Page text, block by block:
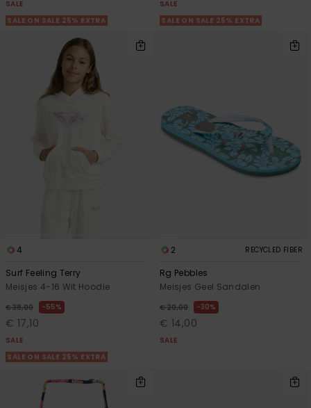
mutsen
Zonnebrillen
Playsuits
Shorts
Technische
Accessoires
ROXY APP
VERLANGLIJST
SALE
SALE ON SALE 25% EXTRA
SALE
SALE ON SALE 25% EXTRA
4
Surf Feeling Terry
Meisjes 4-16 Wit Hoodie
€ 38,00 55%
€ 17,10
SALE
SALE ON SALE 25% EXTRA
2 RECYCLED FIBER
Rg Pebbles
Meisjes Geel Sandalen
€ 20,00 30%
€ 14,00
SALE